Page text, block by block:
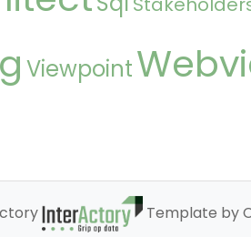
Viewpoint
Template by